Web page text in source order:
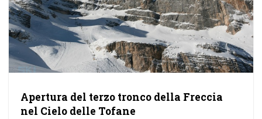
Apertura del terzo tronco della Freccia
nel Cielo delle Tofane